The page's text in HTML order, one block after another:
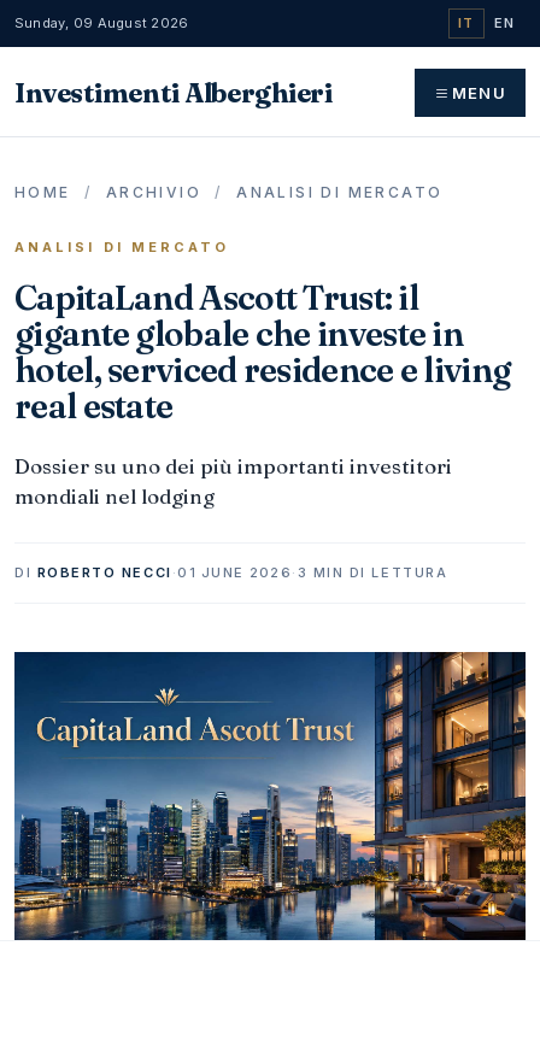
Sunday, 09 August 2026 IT EN
Investimenti Alberghieri MENU
HOME / ARCHIVIO / ANALISI DI MERCATO
ANALISI DI MERCATO
CapitaLand Ascott Trust: il
gigante globale che investe in
hotel, serviced residence e living
real estate
Dossier su uno dei più importanti investitori
mondiali nel lodging
DI ROBERTO NECCI ·01 JUNE 2026 · 3 MIN DI LETTURA